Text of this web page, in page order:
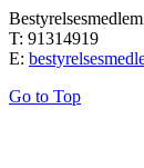
T: 91314919
E:
Go to Top